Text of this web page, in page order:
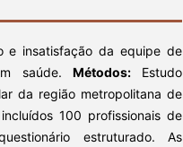
e insatisfação da equipe de
saúde. Métodos:Estudo
da região metropolitana de
100 profissionais de
estruturado. As